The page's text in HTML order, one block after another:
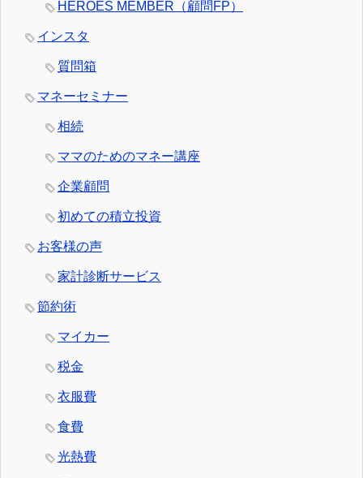
HEROES MEMBER（顧問FP）
インスタ
質問箱
マネーセミナー
相続
ママのためのマネー講座
企業顧問
初めての積立投資
お客様の声
家計診断サービス
節約術
マイカー
税金
衣服費
食費
光熱費